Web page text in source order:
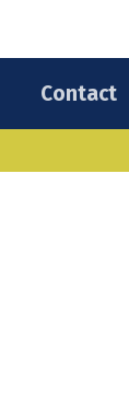
Contact